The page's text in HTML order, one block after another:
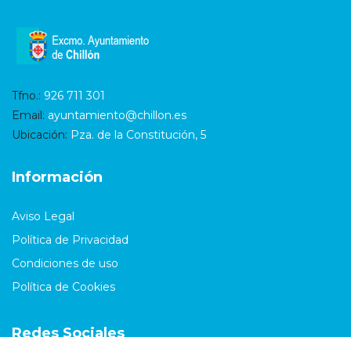
Tfno.: 926 711 301
Email: ayuntamiento@chillon.es
Ubicación: Pza. de la Constitución, 5
Información
Aviso Legal
Política de Privacidad
Condiciones de uso
Política de Cookies
Redes Sociales